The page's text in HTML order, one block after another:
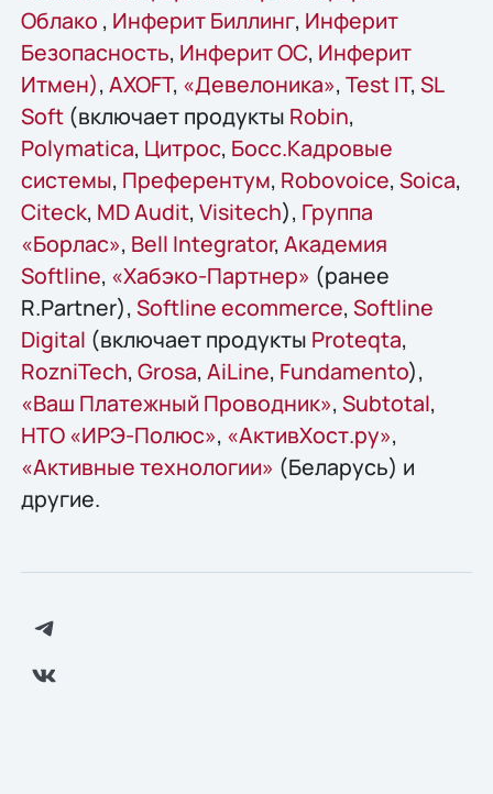
Облако , Инферит Биллинг, Инферит
Безопасность, Инферит ОС, Инферит
Итмен), AХОFT, «Девелоника», Test IT, SL
Soft(включает продукты Robin,
Polymatica, Цитрос, Босс.Кадровые
системы, Преферентум, Robovoice, Soica,
Citeck, MD Audit, Visitech), Группа
«Борлас», Bell Integrator, Академия
Softline, «Хабэко-Партнер» (ранее
R.Partner), Softline ecommerce, Softline
Digital (включает продукты Proteqta,
RozniTech, Grosa, AiLine, Fundamento),
«Ваш Платежный Проводник», Subtotal,
НТО «ИРЭ-Полюс», «АктивХост.ру»,
«Активные технологии» (Беларусь) и
другие.